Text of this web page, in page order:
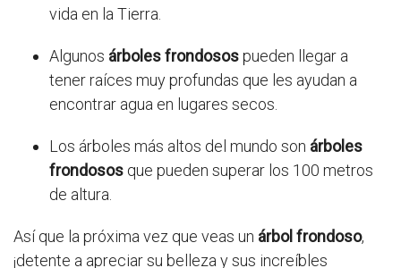
vida en la Tierra.
Algunos árboles frondosospueden llegar a
tener raíces muy profundas que les ayudan a
encontrar agua en lugares secos.
Los árboles más altos del mundo son árboles
frondosos que pueden superar los 100 metros
de altura.
Así que la próxima vez que veas un árbol frondoso,
¡detente a apreciar su belleza y sus increíbles